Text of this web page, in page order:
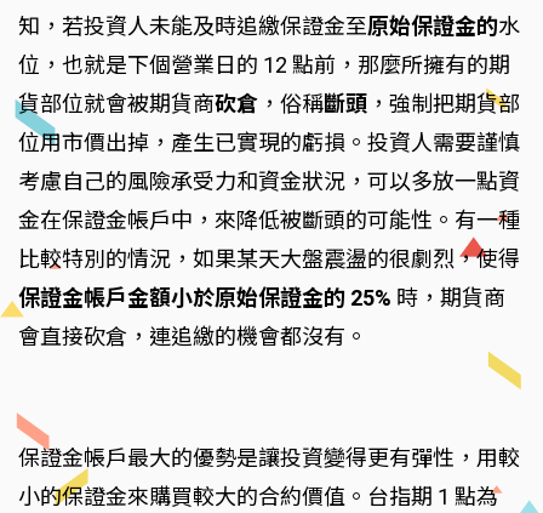
知，若投資人未能及時追繳保證金至原始保證金的水
位，也就是下個營業日的 12 點前，那麼所擁有的期
貨部位就會被期貨商砍倉 ，俗稱斷頭 ，強制把期貨部
位用市價出掉，產生已實現的虧損。投資人需要謹慎
考慮自己的風險承受力和資金狀況，可以多放一點資
金在保證金帳戶中，來降低被斷頭的可能性。有一種
比較特別的情況，如果某天大盤震盪的很劇烈，使得
保證金帳戶金額小於原始保證金的 25% 時，期貨商
會直接砍倉，連追繳的機會都沒有。
保證金帳戶最大的優勢是讓投資變得更有彈性，用較
小的保證金來購買較大的合約價值。台指期 1 點為